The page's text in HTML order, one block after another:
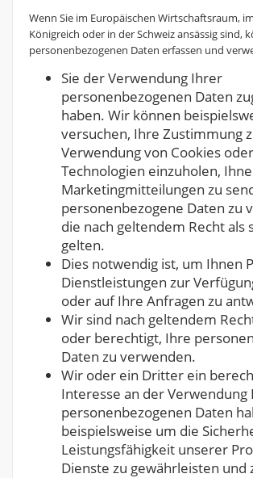
Wenn Sie im Europäischen Wirtschaftsraum,
Königreich oder in der Schweiz ansässig sind,
personenbezogenen Daten erfassen und
Sie der Verwendung Ihrer
personenbezogenen Daten
haben. Wir können
versuchen, Ihre Zustimmung
Verwendung von Cookies
Technologien einzuholen,
Marketingmitteilungen zu
personenbezogene Daten zu
die nach geltendem Recht als
gelten.
Dies notwendig ist, um Ihnen
Dienstleistungen zur
oder auf Ihre Anfragen zu
Wir sind nach geltendem
oder berechtigt, Ihre
Daten zu verwenden.
Wir oder ein Dritter ein
Interesse an der Verwendung
personenbezogenen Daten
beispielsweise um die
Leistungsfähigkeit unserer
Dienste zu gewährleisten und